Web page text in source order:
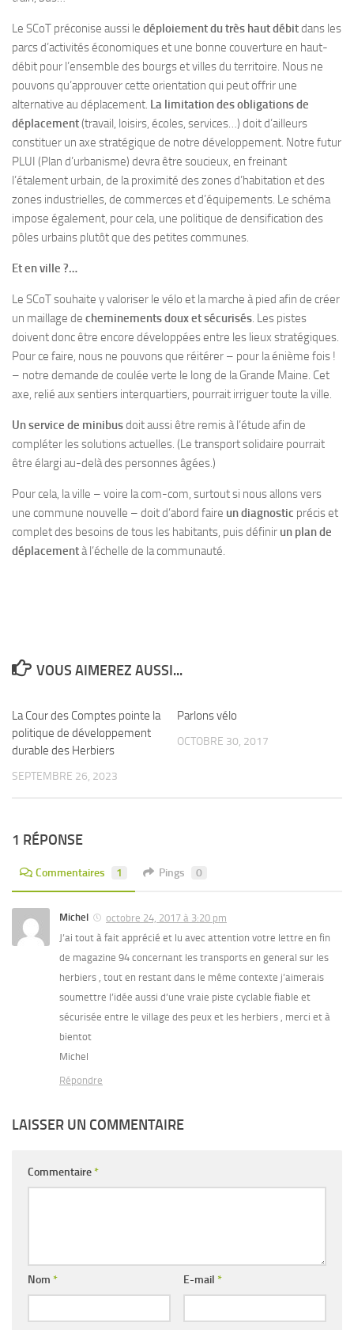
Le SCoT préconise aussi le déploiement du très haut débitdans les
parcs d’activités économiques et une bonne couverture en haut-
débit pour l’ensemble des bourgs et villes du territoire. Nous ne
pouvons qu’approuver cette orientation qui peut offrir une
alternative au déplacement. La limitation desobligations de
déplacement(travail, loisirs, écoles, services…) doit d’ailleurs
constituer un axe stratégique de notre développement. Notre futur
PLUI (Plan d’urbanisme) devra être soucieux, en freinant
l’étalement urbain, de la proximité des zones d’habitation et des
zones industrielles, de commerces et d’équipements. Le schéma
impose également, pour cela, une politique de densification des
pôles urbains plutôt que des petites communes.
Et en ville ?…
Le SCoT souhaite y valoriser le vélo et la marche à pied afin de créer
un maillage de cheminements doux et sécurisés. Les pistes
doivent donc être encore développées entre les lieux stratégiques.
Pour ce faire, nous ne pouvons que réitérer – pour la énième fois !
– notre demande de coulée verte le long de la Grande Maine. Cet
axe, relié aux sentiers interquartiers, pourrait irriguer toute la ville.
Un service de minibusdoit aussi être remis à l’étude afin de
compléter les solutions actuelles. (Le transport solidaire pourrait
être élargi au-delà des personnes âgées.)
Pour cela, la ville – voire la com-com, surtout si nous allons vers
une commune nouvelle – doit d’abord faire un diagnostic précis et
complet des besoins de tous les habitants, puis définir un plan de
déplacementà l’échelle de la communauté.
VOUS AIMEREZ AUSSI...
La Cour des Comptes pointe la
politique de développement
durable des Herbiers
SEPTEMBRE 26, 2023
Parlons vélo
OCTOBRE 30, 2017
1 RÉPONSE
Commentaires 1 Pings 0
Michel
octobre 24, 2017 à 3:20 pm
J’ai tout à fait apprécié et lu avec attention votre lettre en fin
de magazine 94 concernant les transports en general sur les
herbiers , tout en restant dans le même contexte j’aimerais
soumettre l’idée aussi d’une vraie piste cyclable fiable et
sécurisée entre le village des peux et les herbiers , merci et à
bientot
Michel
Répondre
LAISSER UN COMMENTAIRE
Commentaire*
Nom * E-mail *